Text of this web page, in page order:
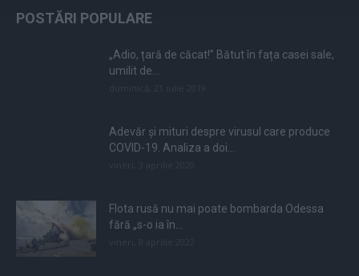
POSTĂRI POPULARE
„Adio, țară de căcat!” Bătut în fața casei sale,
umilit de...
Adevăr și mituri despre virusul care produce
COVID-19. Analiza a doi...
Flota rusă nu mai poate bombarda Odessa
fără „s-o ia în...